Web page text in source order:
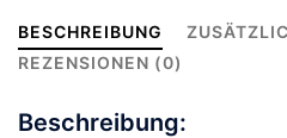
BESCHREIBUNG
REZENSIONEN (0)
Beschreibung: